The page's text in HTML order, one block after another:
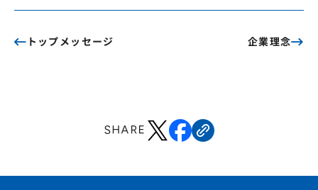
トップメッセージ 企業理念
SHARE